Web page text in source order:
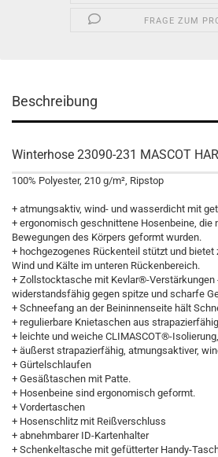
FRAGE ZUM
Beschreibung
Winterhose 23090-231 MASCOT
100% Polyester, 210 g/m², Ripstop
+ atmungsaktiv, wind- und wasserdicht mit
+ ergonomisch geschnittene Hosenbeine, die
Bewegungen des Körpers geformt wurden.
+ hochgezogenes Rückenteil stützt und bietet
Wind und Kälte im unteren Rückenbereich.
+ Zollstocktasche mit Kevlar®-Verstärkungen
widerstandsfähig gegen spitze und scharfe
+ Schneefang an der Beininnenseite hält
+ regulierbare Knietaschen aus
+ leichte und weiche CLIMASCOT®-
+ äußerst strapazierfähig, atmungsaktiver,
+ Gürtelschlaufen
+ Gesäßtaschen mit Patte.
+ Hosenbeine sind ergonomisch geformt.
+ Vordertaschen
+ Hosenschlitz mit Reißverschluss
+ abnehmbarer ID-Kartenhalter
+ Schenkeltasche mit gefütterter Handy-